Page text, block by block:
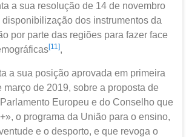
a sua resolução de 14 de novembro
dos instrumentos da
por parte das regiões para fazer face
[11],
a sua posição aprovada em primeira
março de 2019, sobre a proposta de
Europeu e do Conselho que
o programa da União para o ensino,
e o desporto, e que revoga o